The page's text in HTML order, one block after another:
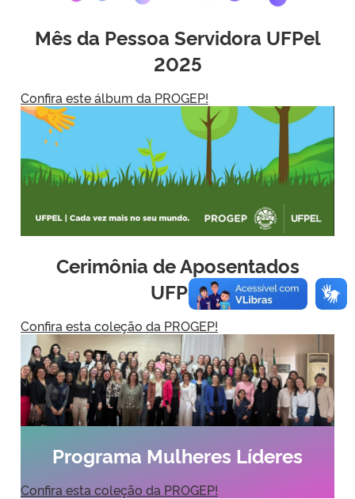
Mês da Pessoa Servidora UFPel
2025
Confira este álbum da PROGEP!
Cerimônia de Aposentados
UFPel
Confira esta coleção da PROGEP!
Programa Mulheres Líderes
Confira esta coleção da PROGEP!